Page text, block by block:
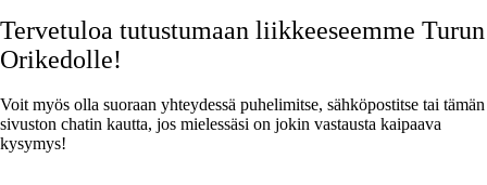
Tervetuloa tutustumaan liikkeeseemme Turun
Orikedolle!
Voit myös olla suoraan yhteydessä puhelimitse, sähköpostitse tai tämän
sivuston chatin kautta, jos mielessäsi on jokin vastausta kaipaava
kysymys!